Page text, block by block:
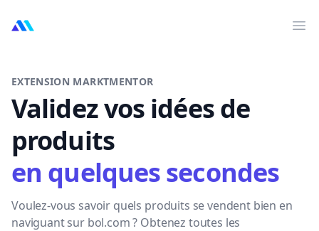
MarktMentor
EXTENSION MARKTMENTOR
Validez vos idées de
produits
en quelques secondes
Voulez-vous savoir quels produits se vendent bien en
naviguant sur bol.com ? Obtenez toutes les